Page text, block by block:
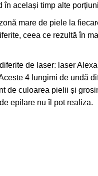
în același timp alte
mare de piele la
ceea ce rezultă în
de laser: laser
4 lungimi de undă
de culoarea pielii și
epilare nu îl pot realiza.